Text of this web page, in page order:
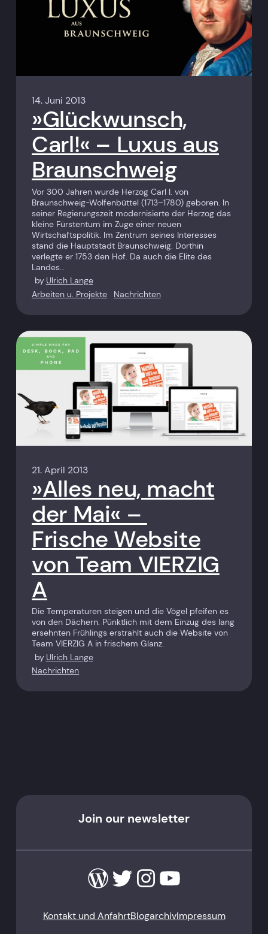
14. Juni 2013
»Glückwunsch,
Carl!« – Luxus aus
Braunschweig
Vor 300 Jahren wurde Herzog Carl I. von
Braunschweig-Wolfenbüttel (1713–1780) geboren. In
seiner Regierungszeit modernisierte der Herzog das
kleine Fürstentum im Zuge einer neuen
Wirtschaftspolitik. Im Zentrum seines Interesses
stand die Hauptstadt Braunschweig. Dorthin
verlegte er 1753 den Hof. Da auch die Elite des
Landes…
by Ulrich Lange
Arbeiten u. Projekte
Nachrichten
21. April 2013
»Alles neu, macht
der Mai« –
Frische Website
von Team VIERZIG
A
Die Temperaturen steigen und die Vögel pfeifen es
von den Dächern. Pünktlich mit dem Einzug des lang
ersehnten Frühlings erstrahlt auch die Website von
Team VIERZIG A in frischem Glanz.
by Ulrich Lange
Nachrichten
Join our newsletter
WordPress
TwitterInstagram
YouTube
Kontakt und AnfahrtBlogarchivImpressum